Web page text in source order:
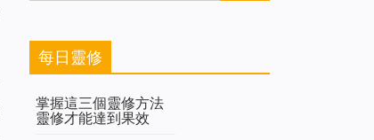
每日靈修
掌握這三個靈修方法
靈修才能達到果效